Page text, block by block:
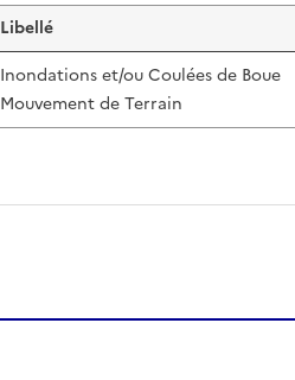
Libellé
Inondations et/ou Coulées de Boue
Mouvement de Terrain